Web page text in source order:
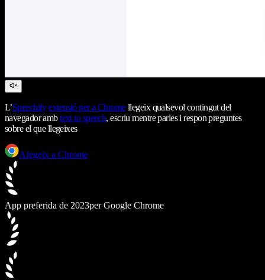
L’Speechify extensió per a Chromellegeix qualsevol contingut del
navegador ambtext to speech, escriu mentre parles i respon preguntes
sobre el que llegeixes
Afegeix a Chrome
App preferida de 2023per Google Chrome